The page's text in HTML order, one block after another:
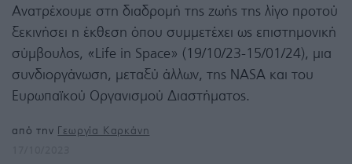
Ανατρέχουμε στη διαδρομή της ζωής της λίγο προτού
ξεκινήσει η έκθεση όπου συμμετέχει ως επιστημονική
σύμβουλος, «Life in Space» (19/10/23-15/01/24), μια
συνδιοργάνωση, μεταξύ άλλων, της NASA και του
Ευρωπαϊκού Οργανισμού Διαστήματος.
από την Γεωργία Καρκάνη